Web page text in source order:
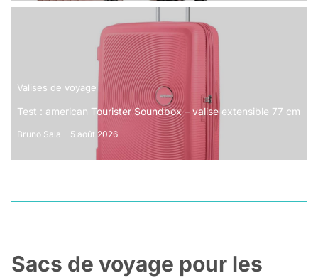
Valises de voyage
Test : american Tourister Soundbox – valise extensible 77 cm
Bruno Sala 5 août 2026
Sacs de voyage pour les